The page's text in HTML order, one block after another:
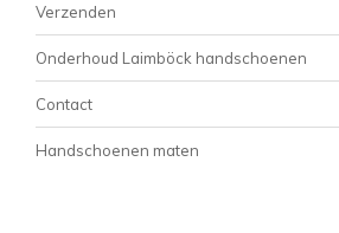
Verzenden
Onderhoud Laimböck handschoenen
Contact
Handschoenen maten